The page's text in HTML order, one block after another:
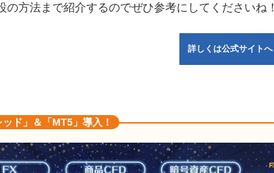
の方法まで紹介するのでぜひ参考にしてくださいね！
詳しくは公式サイトへ
ド」＆「MT5」導入！